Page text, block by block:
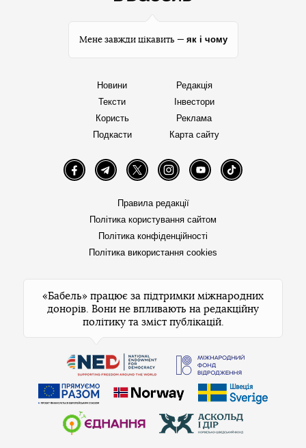
Мене завжди цікавить — як і чому
Новини
Тексти
Користь
Подкасти
Редакція
Інвестори
Реклама
Карта сайту
FacebookTelegramTwitter InstagramYouTube TikTok
Правила редакції
Політика користування сайтом
Політика конфіденційності
Політика використання cookies
«Бабель» працює за підтримки міжнародних
донорів. Вони не впливають на редакційну
політику та зміст публікацій.